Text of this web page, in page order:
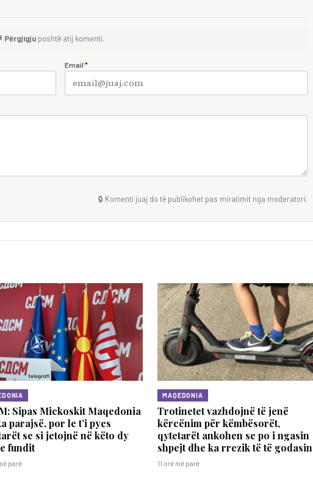
Përgjigju poshtë atij komenti.
Email *
🔒 Komenti juaj do të publikohet pas miratimit nga moderatori.
Sipas Mickoskit Maqedonia
parajsë, por le t’i pyes
se si jetojnë në këto dy
fundit
parë
MAQEDONIA
Trotinetet vazhdojnë të jenë
kërcënim për këmbësorët,
qytetarët ankohen se po i ngasin
shpejt dhe ka rrezik të të godasin
11 orë më parë